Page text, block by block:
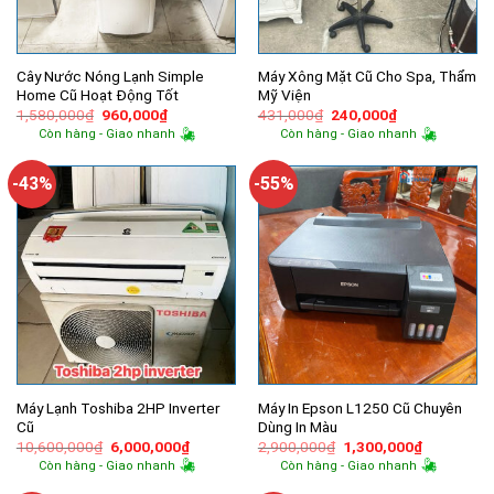
Cây Nước Nóng Lạnh Simple
Home Cũ Hoạt Động Tốt
1,580,000₫ Giá
gốc
là:
960,000₫Giá
hiện
tại
960,000₫.
Còn hàng - Giao nhanh
Máy Xông Mặt Cũ Cho Spa, Thẩm
Mỹ Viện
431,000₫ Giá
gốc
là:
240,000₫Giá
hiện
tại
240,000₫.
Còn hàng - Giao nhanh
-43%
Máy Lạnh Toshiba 2HP Inverter
Cũ
10,600,000₫ Giá
gốc
là:
6,000,000₫Giá
hiện
tại
Còn hàng - Giao nhanh
-55%
Máy In Epson L1250 Cũ Chuyên
Dùng In Màu
2,900,000₫ Giá
gốc
là:
1,300,000₫Giá
hiện
tại
Còn hàng - Giao nhanh